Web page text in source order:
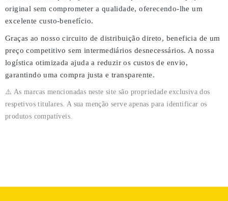
original sem comprometer a qualidade, oferecendo-lhe um
excelente custo-benefício.
Graças ao nossocircuito de distribuição direto, beneficia de um
preço competitivo sem intermediários desnecessários. A nossa
logística otimizada ajuda a reduzir os custos de envio,
garantindo umacompra justa e transparente.
⚠️ As marcas mencionadas neste site são propriedade exclusiva dos
respetivos titulares. A sua menção serve apenas para identificar os
produtos compatíveis.